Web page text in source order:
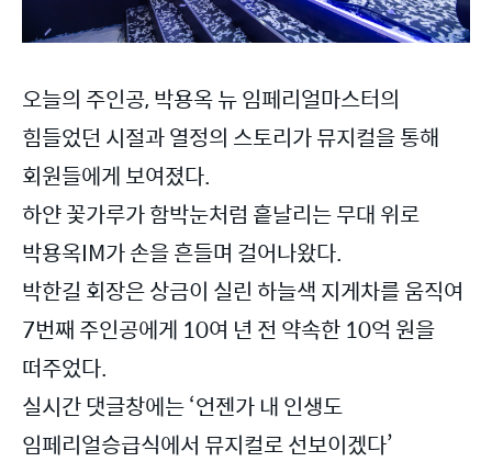
오늘의 주인공, 박용옥 뉴 임페리얼마스터의
힘들었던 시절과 열정의 스토리가 뮤지컬을 통해
회원들에게 보여졌다.
하얀 꽃가루가 함박눈처럼 흩날리는 무대 위로
박용옥IM가 손을 흔들며 걸어나왔다.
박한길 회장은 상금이 실린 하늘색 지게차를 움직여
7번째 주인공에게 10여 년 전 약속한 10억 원을
떠주었다.
실시간 댓글창에는 ‘언젠가 내 인생도
임페리얼승급식에서 뮤지컬로 선보이겠다’